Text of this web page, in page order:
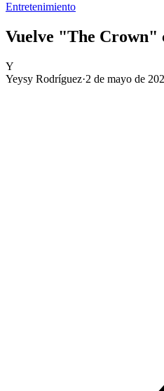
Entretenimiento
Vuelve "The Crown"
Y
Yeysy Rodríguez·2 de mayo de